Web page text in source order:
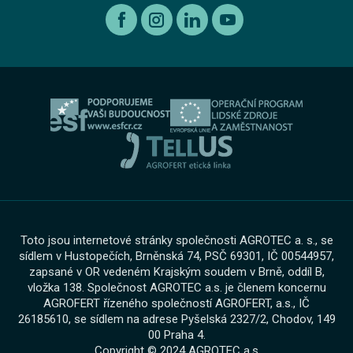
Ojeté vozy
Autorizovaný servis Volkswagen
Autorizovaný servis Volkswagen Užitkové vozy
Servis AGROTEC Group
Zimní servisní akce
O nás
Etický kodex koncernu AGROFERT
Cookies
Toto jsou internetové stránky společnosti AGROTEC a. s., se
sídlem v Hustopečích, Brněnská 74, PSČ 69301, IČ 00544957,
zapsané v OR vedeném Krajským soudem v Brně, oddíl B,
vložka 138. Společnost AGROTEC a.s. je členem koncernu
AGROFERT řízeného společností AGROFERT, a.s., IČ
26185610, se sídlem na adrese Pyšelská 2327/2, Chodov, 149
00 Praha 4.